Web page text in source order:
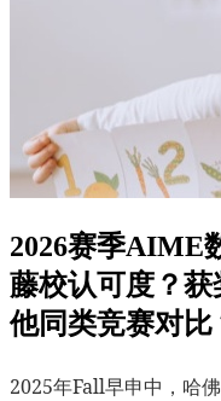
2026赛季AIME
藤校认可度？
他同类竞赛对比
2025年Fall早申中，哈